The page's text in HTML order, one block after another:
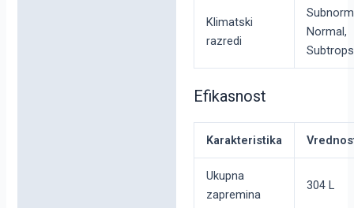
Klimatski
razredi
Normal,
Efikasnost
Karakteristika
Ukupna
zapremina
304 L